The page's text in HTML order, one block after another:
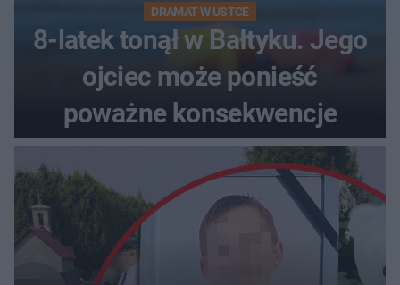
DRAMAT W USTCE
8-latek tonął w Bałtyku. Jego
ojciec może ponieść
poważne konsekwencje